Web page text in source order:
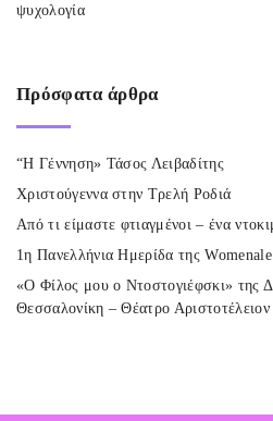
ψυχολογία
Πρόσφατα άρθρα
“Η Γέννηση» Τάσος Λειβαδίτης
Χριστούγεννα στην Τρελή Ροδιά
Από τι είμαστε φτιαγμένοι – ένα
1η Πανελλήνια Ημερίδα της
«Ο Φίλος μου ο Ντοστογιέφσκι» της
Θεσσαλονίκη – Θέατρο Αριστοτέλειον